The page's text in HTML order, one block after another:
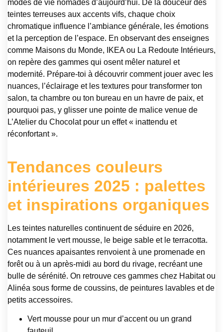
modes de vie nomades d’aujourd’hui. De la douceur des
teintes terreuses aux accents vifs, chaque choix
chromatique influence l’ambiance générale, les émotions
et la perception de l’espace. En observant des enseignes
comme Maisons du Monde, IKEA ou La Redoute Intérieurs,
on repère des gammes qui osent mêler naturel et
modernité. Prépare-toi à découvrir comment jouer avec les
nuances, l’éclairage et les textures pour transformer ton
salon, ta chambre ou ton bureau en un havre de paix, et
pourquoi pas, y glisser une pointe de malice venue de
L’Atelier du Chocolat pour un effet « inattendu et
réconfortant ».
Tendances couleurs
intérieures 2025 : palettes
et inspirations organiques
Les teintes naturelles continuent de séduire en 2026,
notamment le vert mousse, le beige sable et le terracotta.
Ces nuances apaisantes renvoient à une promenade en
forêt ou à un après-midi au bord du rivage, recréant une
bulle de sérénité. On retrouve ces gammes chez Habitat ou
Alinéa sous forme de coussins, de peintures lavables et de
petits accessoires.
Vert mousse pour un mur d’accent ou un grand